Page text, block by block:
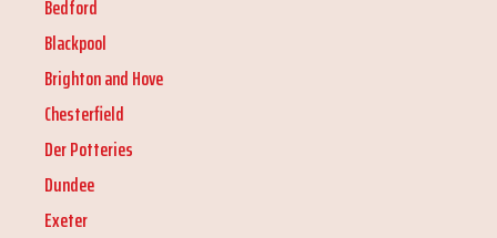
Bedford
Blackpool
Brighton and Hove
Chesterfield
Der Potteries
Dundee
Exeter